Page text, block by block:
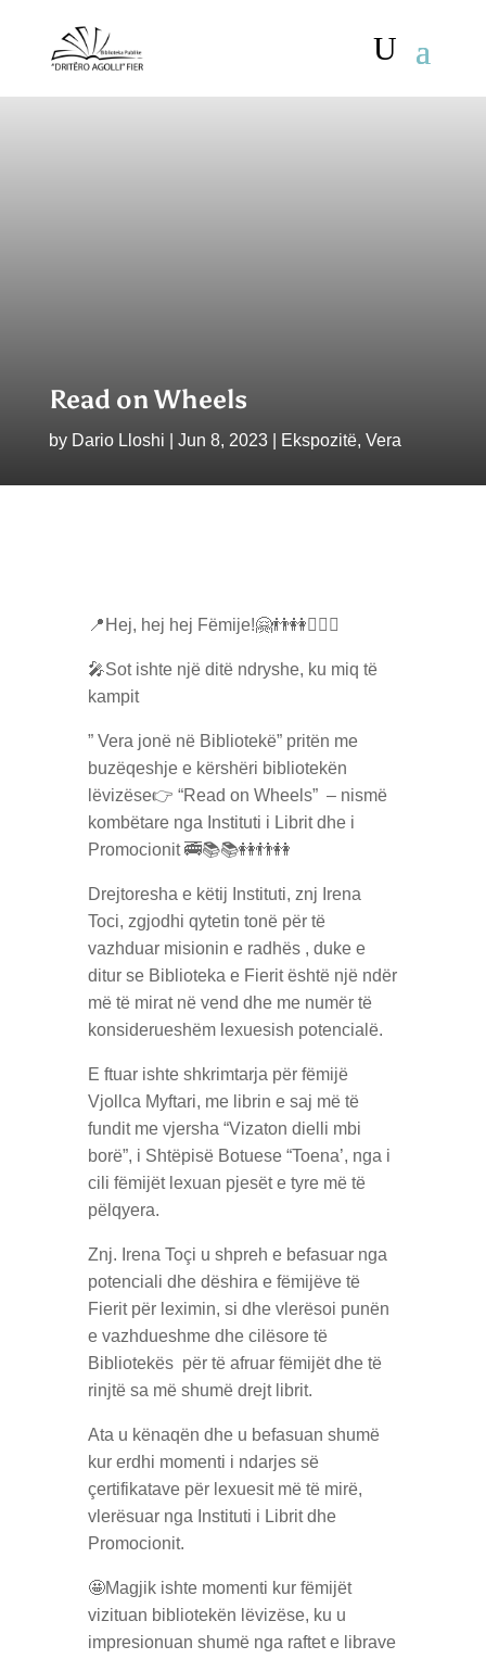
Read on Wheels
by Dario Lloshi Jun 8, 2023| Ekspozitë, Vera
📍Hej, hej hej Fëmije!🤗👬👭🧍🏻‍♀️
🎤Sot ishte një ditë ndryshe, ku miq të
kampit
” Vera jonë në Bibliotekë” pritën me
buzëqeshje e kërshëri bibliotekën
lëvizëse👉 “Read on Wheels” – nismë
kombëtare nga Instituti i Librit dhe i
Promocionit 🚎📚📚👭👬👭
Drejtoresha e këtij Instituti, znj Irena
Toci, zgjodhi qytetin tonë për të
vazhduar misionin e radhës , duke e
ditur se Biblioteka e Fierit është një ndër
më të mirat në vend dhe me numër të
konsiderueshëm lexuesish potencialë.
E ftuar ishte shkrimtarja për fëmijë
Vjollca Myftari, me librin e saj më të
fundit me vjersha “Vizaton dielli mbi
borë”, i Shtëpisë Botuese “Toena’, nga i
cili fëmijët lexuan pjesët e tyre më të
pëlqyera.
Znj. Irena Toçi u shpreh e befasuar nga
potenciali dhe dëshira e fëmijëve të
Fierit për leximin, si dhe vlerësoi punën
e vazhdueshme dhe cilësore të
Bibliotekës për të afruar fëmijët dhe të
rinjtë sa më shumë drejt librit.
Ata u kënaqën dhe u befasuan shumë
kur erdhi momenti i ndarjes së
çertifikatave për lexuesit më të mirë,
vlerësuar nga Instituti i Librit dhe
Promocionit.
🤩Magjik ishte momenti kur fëmijët
vizituan bibliotekën lëvizëse, ku u
impresionuan shumë nga raftet e librave